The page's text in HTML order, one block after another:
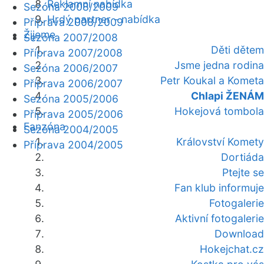
Reklamní nabídka
Hrdý partner - nabídka
Žijeme
Děti dětem
Jsme jedna rodina
Petr Koukal a Kometa
Chlapi ŽENÁM
Hokejová tombola
Fanzóna
Království Komety
Dortiáda
Ptejte se
Fan klub informuje
Fotogalerie
Aktivní fotogalerie
Download
Hokejchat.cz
Sezóna 2008/2009
Příprava 2008/2009
Sezóna 2007/2008
Příprava 2007/2008
Sezóna 2006/2007
Příprava 2006/2007
Sezóna 2005/2006
Příprava 2005/2006
Sezóna 2004/2005
Příprava 2004/2005